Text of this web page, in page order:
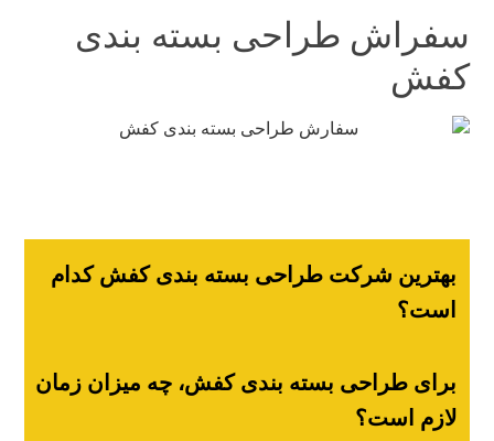
طراحی بسته بندی
بهترین شرکت طراحی بسته بندی کفش کدام
است؟
برای طراحی بسته بندی کفش، چه میزان زمان
لازم است؟